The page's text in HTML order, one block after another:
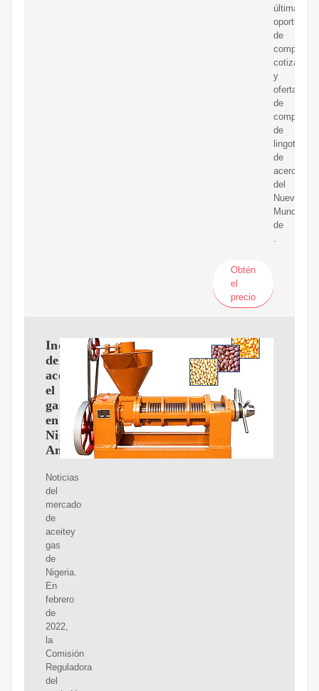
últimas
de
compra,
y
ofertas
de
compra
de
lingotes
de
acero
del
Nuevo
Mundo
de
Obtén
el
precio
Industria
del
aceitey
el
gas
en
Nigeria
Análisis
Noticias
del
mercado
de
aceitey
gas
de
Nigeria.
En
febrero
de
2022,
la
Comisión
Reguladora
del